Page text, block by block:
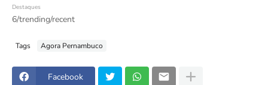
Destaques
6/trending/recent
Tags Agora Pernambuco
Facebook